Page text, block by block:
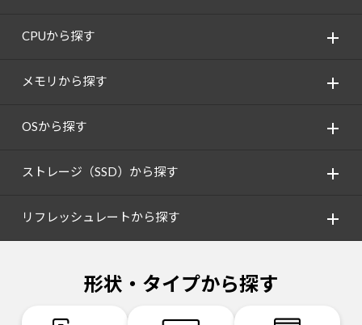
CPUから探す
メモリから探す
OSから探す
ストレージ（SSD）から探す
リフレッシュレートから探す
形状・タイプから探す